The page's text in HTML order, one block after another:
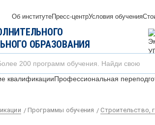
Об институтеПресс-центрУсловия обучения
ОБРАЗОВАНИЯ
квалификацииПрофессиональная
Программы обучения Строительство,